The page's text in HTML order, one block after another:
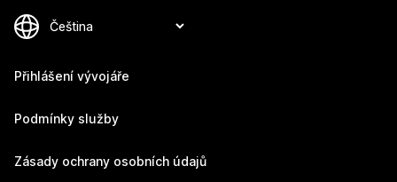
Přihlášení vývojáře
Podmínky služby
Zásady ochrany osobních údajů